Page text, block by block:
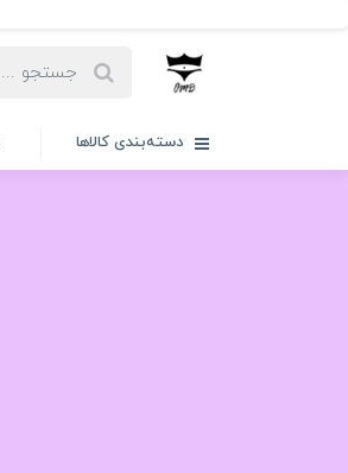
دسته‌بندی کالاها